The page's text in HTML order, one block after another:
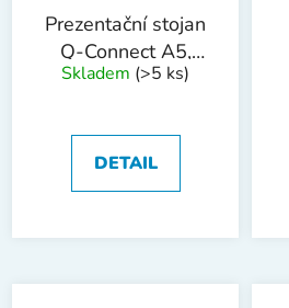
Prezentační stojan
Q-Connect A5,
tvar L plastový
Skladem (>5 ks)
DETAIL